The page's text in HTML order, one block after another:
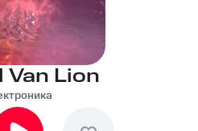
Van Lion